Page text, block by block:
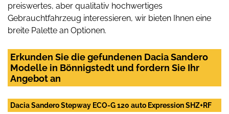
preiswertes, aber qualitativ hochwertiges
Gebrauchtfahrzeug interessieren, wir bieten Ihnen eine
breite Palette an Optionen.
Erkunden Sie die gefundenen Dacia Sandero
Modelle in Bönnigstedt und fordern Sie Ihr
Angebot an
Dacia Sandero Stepway ECO-G 120 auto Expression SHZ+RF